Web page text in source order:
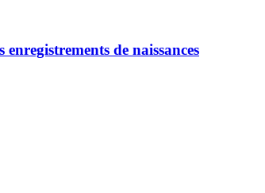
de naissances